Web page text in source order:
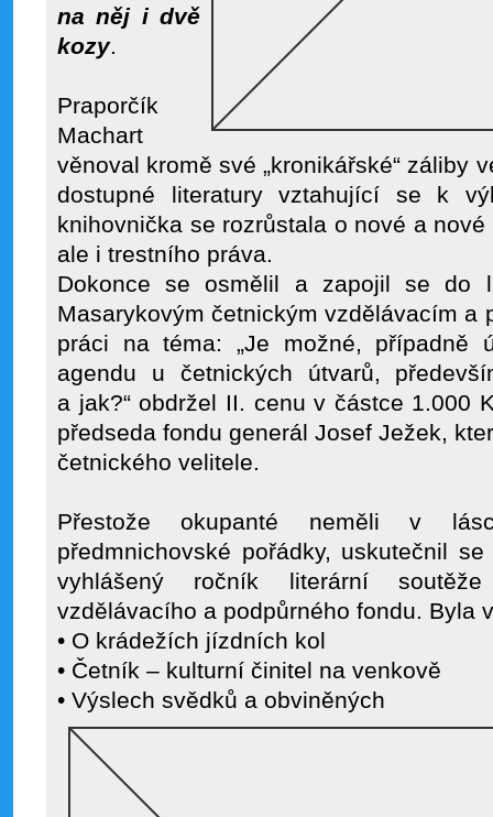
na něj i dvě
kozy.
Praporčík
Machart
věnoval kromě své „kronikářské“ záliby
dostupné literatury vztahující se k
knihovnička se rozrůstala o nové a
ale i trestního práva.
Dokonce se osmělil a zapojil se do
Masarykovým četnickým vzdělávacím a
práci na téma: „Je možné, případně
agendu u četnických útvarů,
a jak?“ obdržel II. cenu v částce 1.000
předseda fondu generál Josef Ježek,
četnického velitele.
Přestože okupanté neměli v
předmnichovské pořádky, uskutečnil
vyhlášený ročník literární soutěže
vzdělávacího a podpůrného fondu. Byla
• O krádežích jízdních kol
• Četník – kulturní činitel na venkově
• Výslech svědků a obviněných